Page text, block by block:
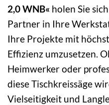
2,0 WNB« holen Sie
Partner in Ihre
Ihre Projekte mit
Effizienz umzusetzen.
Heimwerker oder
diese Tischkreissäge
Vielseitigkeit und